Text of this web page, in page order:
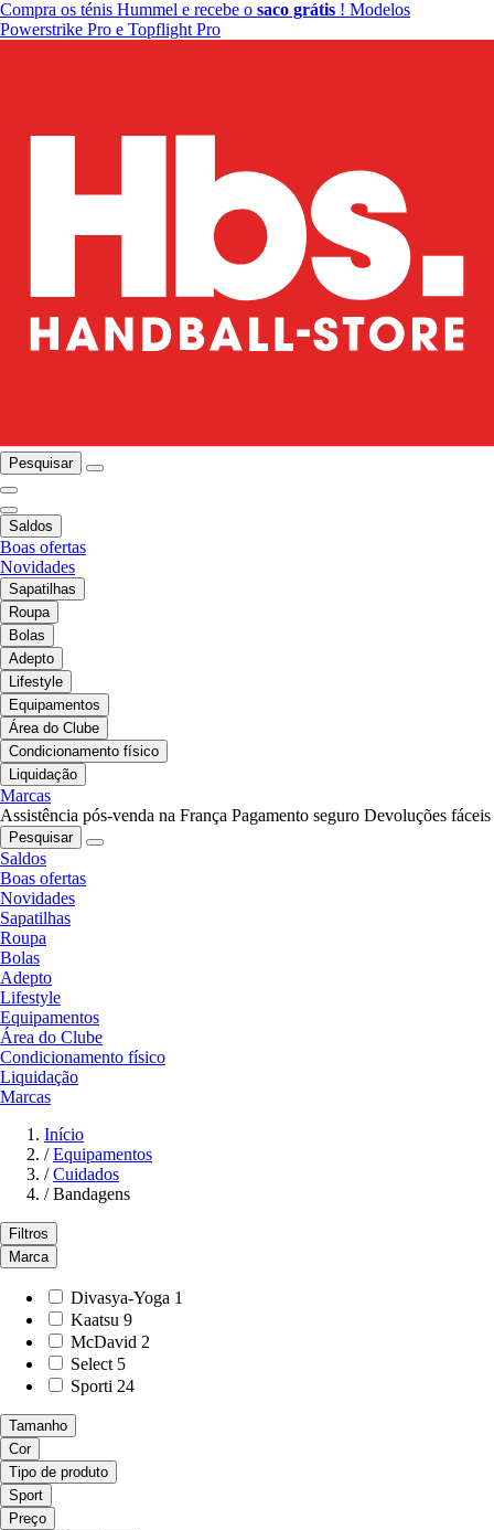
Compra os ténis Hummel e recebe o saco grátis ! Modelos
Powerstrike Pro e Topflight Pro
Pesquisar
Saldos
Boas ofertas
Novidades
Sapatilhas
Roupa
Bolas
Adepto
Lifestyle
Equipamentos
Área do Clube
Condicionamento físico
Liquidação
Marcas
Assistência pós-venda na França Pagamento seguro Devoluções fáceis
Pesquisar
Saldos
Boas ofertas
Novidades
Sapatilhas
Roupa
Bolas
Adepto
Lifestyle
Equipamentos
Área do Clube
Condicionamento físico
Liquidação
Marcas
Início
/ Equipamentos
/ Cuidados
/ Bandagens
Filtros
Marca
Divasya-Yoga 1
Kaatsu 9
McDavid 2
Select 5
Sporti 24
Tamanho
Cor
Tipo de produto
Sport
Preço